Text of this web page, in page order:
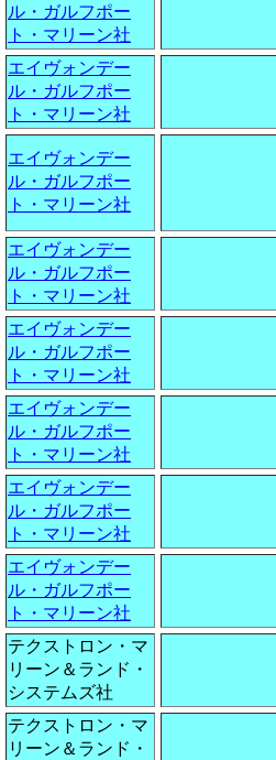
ル・ガルフポー
ト・マリーン社
エイヴォンデー
ル・ガルフポー
ト・マリーン社
エイヴォンデー
ル・ガルフポー
ト・マリーン社
エイヴォンデー
ル・ガルフポー
ト・マリーン社
エイヴォンデー
ル・ガルフポー
ト・マリーン社
エイヴォンデー
ル・ガルフポー
ト・マリーン社
エイヴォンデー
ル・ガルフポー
ト・マリーン社
エイヴォンデー
ル・ガルフポー
ト・マリーン社
テクストロン・マ
リーン＆ランド・
システムズ社
テクストロン・マ
リーン＆ランド・